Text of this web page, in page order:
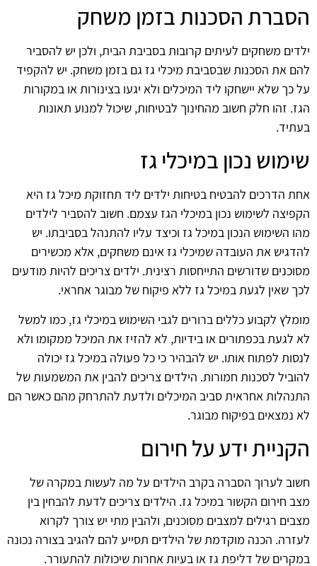
הסברת הסכנות בזמן משחק
ילדים משחקים לעיתים קרובות בסביבת הבית, ולכן יש להסביר
להם את הסכנות שבסביבת מיכלי גז גם בזמן משחק. יש להקפיד
על כך שלא יישחקו ליד המיכלים ולא יגעו בצינורות או במקורות
הגז. זהו חלק חשוב מהחינוך לבטיחות, שיכול למנוע תאונות
בעתיד.
שימוש נכון במיכלי גז
אחת הדרכים להבטיח בטיחות ילדים ליד תחזוקת מיכל גז היא
הקפיצה לשימוש נכון במיכלי הגז עצמם. חשוב להסביר לילדים
מהו השימוש הנכון במיכל גז וכיצד עליו להתנהל בסביבתו. יש
להדגיש את העובדה שמיכלי גז אינם משחקים, אלא מכשירים
מסוכנים שדורשים התייחסות רצינית. ילדים צריכים להיות מודעים
לכך שאין לגעת במיכל גז ללא פיקוח של מבוגר אחראי.
מומלץ לקבוע כללים ברורים לגבי השימוש במיכלי גז, כמו למשל
לא לגעת בכפתורים או בידיות, לא להזיז את המיכל ממקומו ולא
לנסות לפתוח אותו. יש להבהיר כי כל פעולה במיכל גז יכולה
להוביל לסכנות חמורות. הילדים צריכים להבין את המשמעות של
התנהלות אחראית סביב המיכלים ולדעת להתרחק מהם כאשר הם
לא נמצאים בפיקוח מבוגר.
הקניית ידע על חירום
חשוב לערוך הסברה בקרב הילדים על מה לעשות במקרה של
מצב חירום הקשור במיכל גז. הילדים צריכים לדעת להבחין בין
מצבים רגילים למצבים מסוכנים, ולהבין מתי יש צורך לקרוא
לעזרה. הכנה מוקדמת של הילדים תסייע להם להגיב בצורה נכונה
במקרים של דליפת גז או בעיות אחרות שיכולות להתעורר.